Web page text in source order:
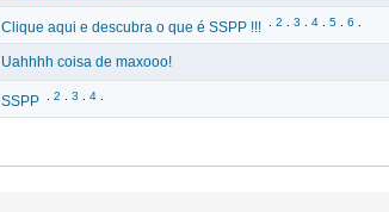
Clique aqui e descubra o que é SSPP !!! 2 3 4 5 6
Uahhhh coisa de maxooo!
SSPP 2 3 4